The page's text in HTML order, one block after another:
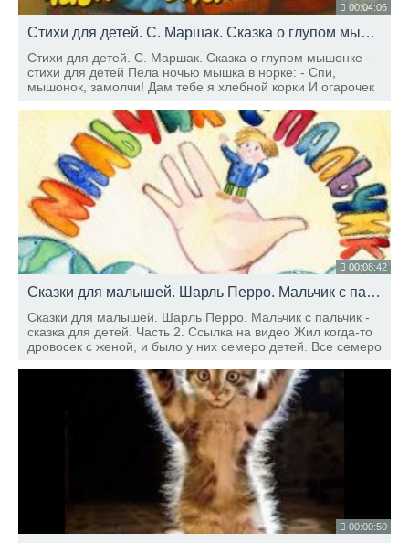
00:04:06
Стихи для детей. С. Маршак. Сказка о глупом мышонке - стихи для детей
Стихи для детей. С. Маршак. Сказка о глупом мышонке -
стихи для детей Пела ночью мышка в норке: - Спи,
мышонок, замолчи! Дам тебе я хлебной корки И огарочек
00:08:42
Сказки для малышей. Шарль Перро. Мальчик с пальчик - сказка для детей. Часть 2
Сказки для малышей. Шарль Перро. Мальчик с пальчик -
сказка для детей. Часть 2. Ссылка на видео Жил когда-то
дровосек с женой, и было у них семеро детей. Все семеро
00:00:50